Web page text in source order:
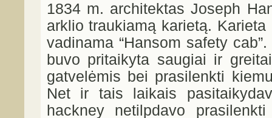
1834 m. architektas Joseph
arklio traukiamą karietą.
vadinama “Hansom safety
buvo pritaikyta saugiai ir
gatvelėmis bei prasilenkti
Net ir tais laikais
hackney netilpdavo